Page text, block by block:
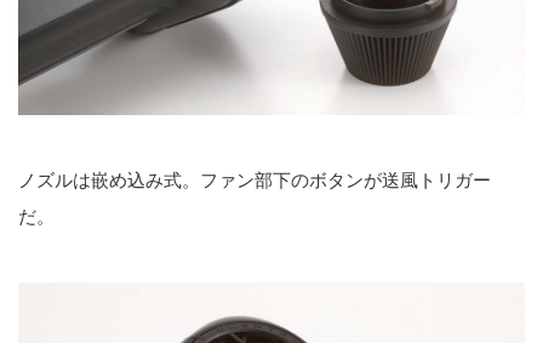
ノズルは嵌め込み式。ファン部下のボタンが送風トリガー
だ。